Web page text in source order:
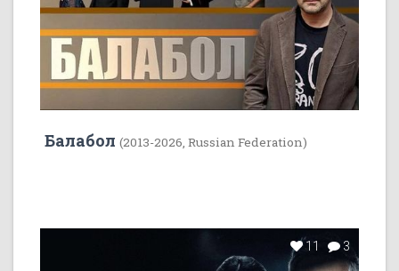
Балабол (2013-2026, Russian Federation)
11 3